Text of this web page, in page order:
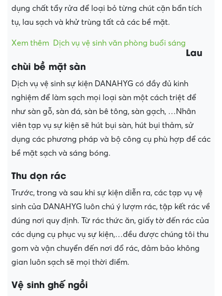
dụng chất tẩy rửa để loại bỏ từng chút cặn bẩn tích
tụ, lau sạch và khử trùng tất cả các bề mặt.
Xem thêm Dịch vụ vệ sinh văn phòng buổi sáng
Lau
chùi bề mặt sàn
Dịch vụ vệ sinh sự kiện DANAHYG có đầy đủ kinh
nghiệm để làm sạch mọi loại sàn một cách triệt để
như sàn gỗ, sàn đá, sàn bê tông, sàn gạch, …Nhân
viên tạp vụ sự kiện sẽ hút bụi sàn, hút bụi thảm, sử
dụng các phương pháp và bộ công cụ phù hợp để các
bề mặt sạch và sáng bóng.
Thu dọn rác
Trước, trong và sau khi sự kiện diễn ra, các tạp vụ vệ
sinh của DANAHYG luôn chú ý lượm rác, tập kết rác về
đúng nơi quy định. Từ rác thức ăn, giấy tờ đến rác của
các dụng cụ phục vụ sự kiện,…đều được chúng tôi thu
gom và vận chuyển đến nơi đổ rác, đảm bảo không
gian luôn sạch sẽ mọi thời điểm.
Vệ sinh ghế ngồi